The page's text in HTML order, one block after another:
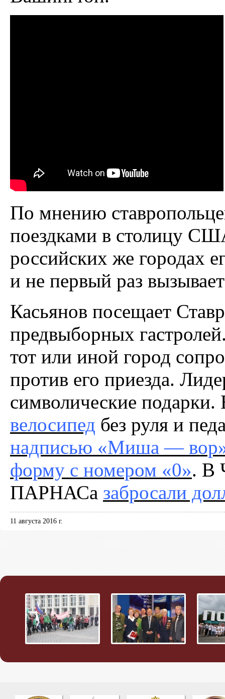
По мнению
поездками в столицу
российских же городах
и не первый раз
Касьянов посещает
предвыборных
тот или иной город
против его приезда.
символические
велосипед без руля и
надписью «Миша —
форму с номером «0». В
ПАРНАСа забросали
11 августа 2016 г.